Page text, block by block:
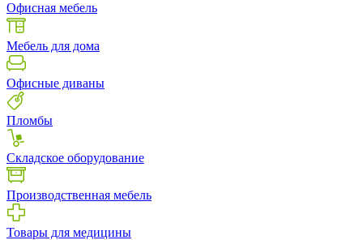
Офисная мебель
Мебель для дома
Офисные диваны
Пломбы
Складское оборудование
Производственная мебель
Товары для медицины